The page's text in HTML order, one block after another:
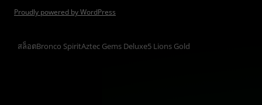
Proudly powered by WordPress
สล็อตBronco SpiritAztec Gems Deluxe5 Lions Gold